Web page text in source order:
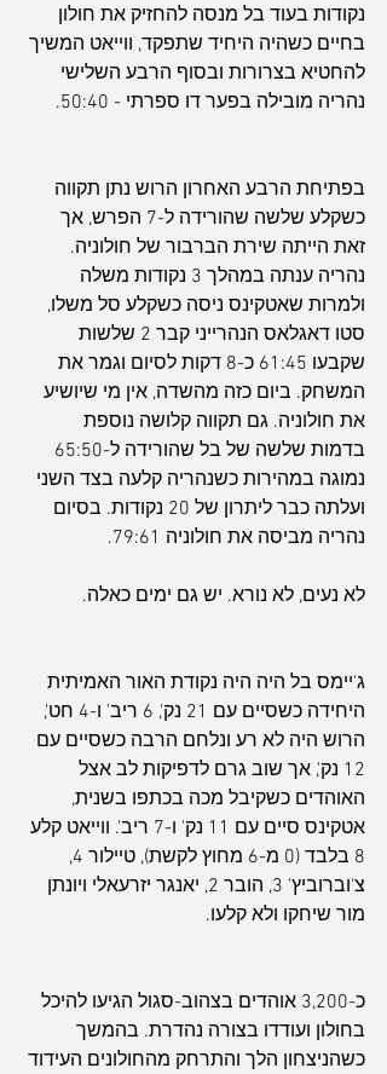
נקודות בעוד בל מנסה להחזיק את חולון
בחיים כשהיה היחיד שתפקד, ווייאט המשיך
להחטיא בצרורות ובסוף הרבע השלישי
נהריה מובילה בפער דו ספרתי - 50:40.
בפתיחת הרבע האחרון הרוש נתן תקווה
כשקלע שלשה שהורידה ל-7 הפרש, אך
זאת הייתה שירת הברבור של חולוניה.
נהריה ענתה במהלך 3 נקודות משלה
ולמרות שאטקינס ניסה כשקלע סל משלו,
סטו דאגלאס הנהרייני קבר 2 שלשות
שקבעו 61:45 כ-8 דקות לסיום וגמר את
המשחק. ביום כזה מהשדה, אין מי שיושיע
את חולוניה. גם תקווה קלושה נוספת
נמוגה במהירות כשנהריה קלעה בצד השני
ועלתה כבר ליתרון של 20 נקודות. בסיום
נהריה מביסה את חולוניה 79:61.
לא נעים, לא נורא. יש גם ימים כאלה.
ג'יימס בל היה היה נקודת האור האמיתית
היחידה כשסיים עם 21 נק', 6 ריב' ו-4 חט',
הרוש היה לא רע ונלחם הרבה כשסיים עם
12 נק', אך שוב גרם לדפיקות לב אצל
האוהדים כשקיבל מכה בכתפו בשנית,
אטקינס סיים עם 11 נק' ו-7 ריב'. ווייאט קלע
8 בלבד (0 מ-6 מחוץ לקשת), טיילור 4,
צ'וברוביץ' 3, הובר 2, יאנגר יזרעאלי ויונתן
מור שיחקו ולא קלעו.
כ-3,200 אוהדים בצהוב-סגול הגיעו להיכל
בחולון ועודדו בצורה נהדרת. בהמשך
כשהניצחון הלך והתרחק מהחולונים העידוד